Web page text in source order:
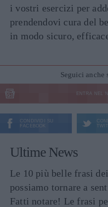
i vostri esercizi per
prendendovi cura del
in modo sicuro,
Seguici anche
ENTRA NEL
CONDIVIDI SU
FACEBOOK
Ultime News
Le 10 più belle frasi
possiamo tornare a
Fatti notare! Le frasi